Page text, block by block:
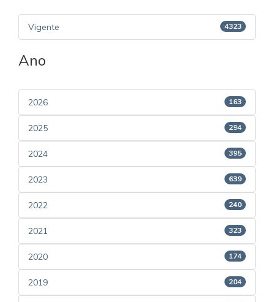
Vigente 4323
Ano
2026 163
2025 294
2024 395
2023 639
2022 240
2021 323
2020 174
2019 204